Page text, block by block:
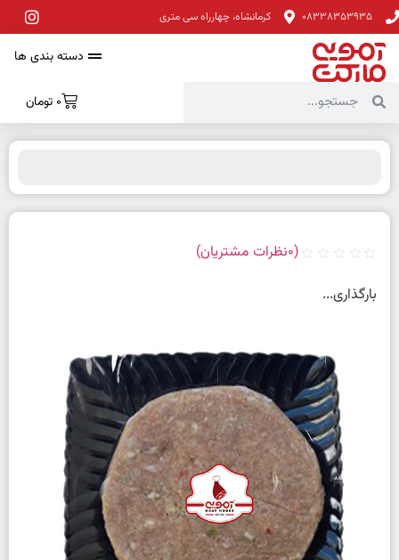
08338353935 کرمانشاه، چهارراه سی متری
دسته بندی ها
0 تومان
(
0نظرات مشتریان)
بارگذاری...